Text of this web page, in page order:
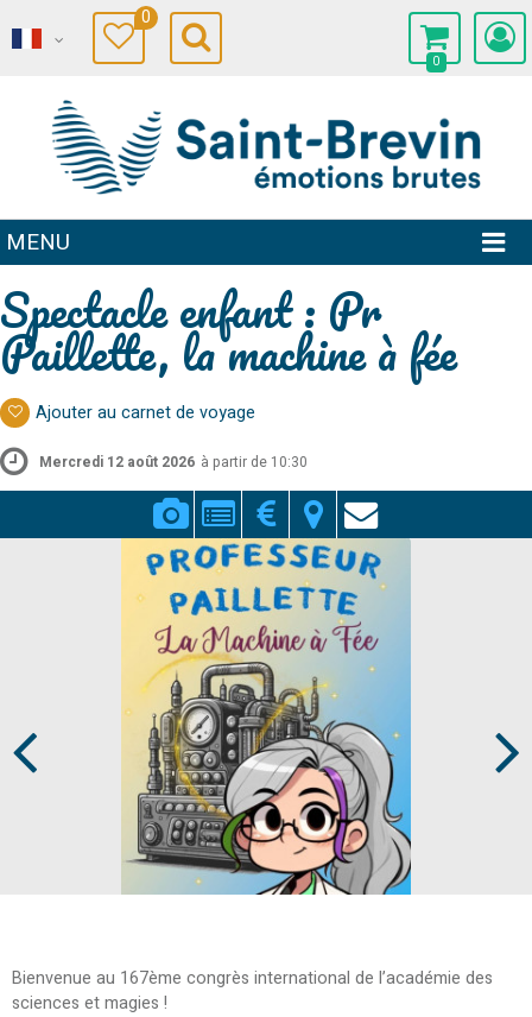
0
0
MENU
Spectacle enfant : Pr
Paillette, la machine à fée
Ajouter au carnet de voyage
Mercredi 12 août 2026 à partir de 10:30
Bienvenue au 167ème congrès international de l’académie des
sciences et magies !